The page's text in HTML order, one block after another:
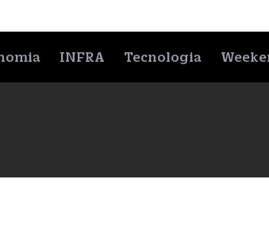
INFRA Tecnologia